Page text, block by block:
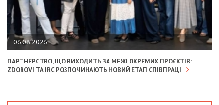
06.08.2026
ПАРТНЕРСТВО, ЩО ВИХОДИТЬ ЗА МЕЖІ ОКРЕМИХ ПРОЄКТІВ:
ZDOROVI ТА IRC РОЗПОЧИНАЮТЬ НОВИЙ ЕТАП СПІВПРАЦІ